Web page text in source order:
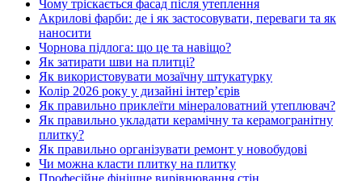
Чому тріскається фасад після утеплення
Акрилові фарби: де і як застосовувати, переваги та як
наносити
Чорнова підлога: що це та навіщо?
Як затирати шви на плитці?
Як використовувати мозаїчну штукатурку
Колір 2026 року у дизайні інтерʼєрів
Як правильно приклеїти мінераловатний утеплювач?
Як правильно укладати керамічну та керамогранітну
плитку?
Як правильно організувати ремонт у новобудові
Чи можна класти плитку на плитку